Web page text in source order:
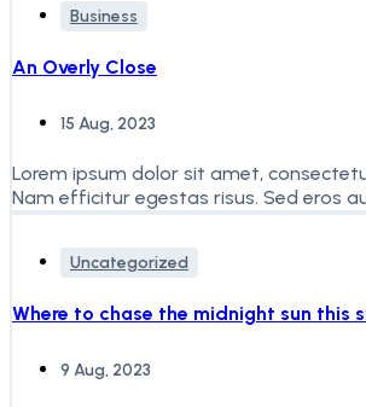
Business
An Overly Close
15 Aug, 2023
Lorem ipsum dolor sit amet,
Nam efficitur egestas risus. Sed eros
Uncategorized
Where to chase the midnight sun this
9 Aug, 2023